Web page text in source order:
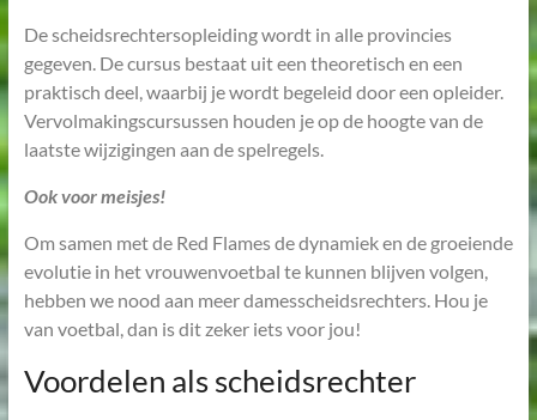
De scheidsrechtersopleiding wordt in alle provincies
gegeven. De cursus bestaat uit een theoretisch en een
praktisch deel, waarbij je wordt begeleid door een opleider.
Vervolmakingscursussen houden je op de hoogte van de
laatste wijzigingen aan de spelregels.
Ook voor meisjes!
Om samen met de Red Flames de dynamiek en de groeiende
evolutie in het vrouwenvoetbal te kunnen blijven volgen,
hebben we nood aan meer damesscheidsrechters. Hou je
van voetbal, dan is dit zeker iets voor jou!
Voordelen als scheidsrechter